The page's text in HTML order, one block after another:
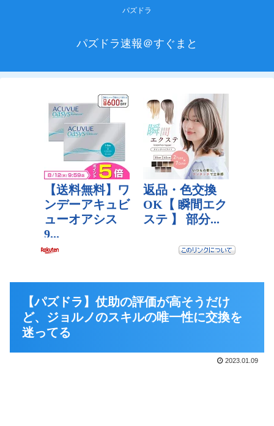
パズドラ
パズドラ速報＠すぐまと
【パズドラ】仗助の評価が高そうだけ
ど、ジョルノのスキルの唯一性に交換を
迷ってる
2023.01.09